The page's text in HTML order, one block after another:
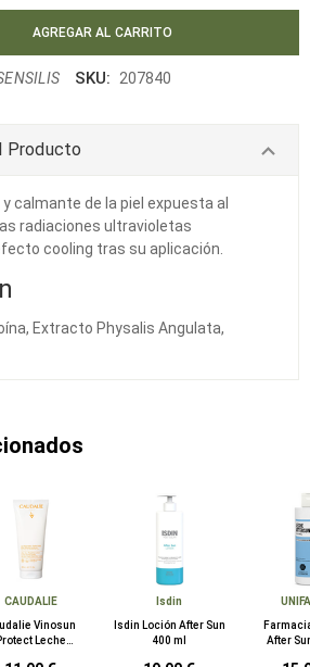
SKU: 207840
Producto
calmante de la piel expuesta al
radiaciones ultravioletas
cooling tras su aplicación.
Extracto Physalis Angulata,
CAUDALIE
Vinosun
Leche
Isdin
Isdin Loción After Sun
400 ml
After